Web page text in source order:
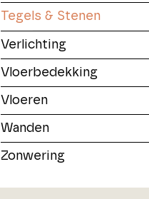
Tegels & Stenen
Verlichting
Vloerbedekking
Vloeren
Wanden
Zonwering